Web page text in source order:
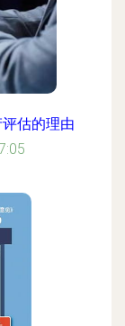
估的理由